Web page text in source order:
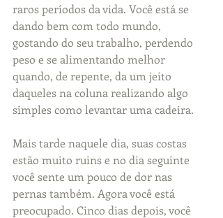
raros períodos da vida. Você está se
dando bem com todo mundo,
gostando do seu trabalho, perdendo
peso e se alimentando melhor
quando, de repente, da um jeito
daqueles na coluna realizando algo
simples como levantar uma cadeira.
Mais tarde naquele dia, suas costas
estão muito ruins e no dia seguinte
você sente um pouco de dor nas
pernas também. Agora você está
preocupado. Cinco dias depois, você